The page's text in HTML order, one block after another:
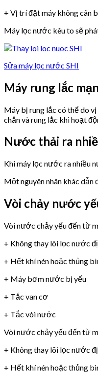
+ Vị trí đặt máy không cân
Máy lọc nước kêu to sẽ
Sửa máy lọc nước SHI
Máy rung lắc
Máy bị rung lắc có thể do
chắn và rung lắc khi hoạt
Nước thải ra
Khi máy lọc nước ra nhiều
Một nguyên nhân khác
Vòi chảy nước
Vòi nước chảy yếu đến từ
+ Không thay lõi lọc nước
+ Hết khí nén hoặc thủng
+ Máy bơm nước bị yếu
+ Tắc van cơ
+ Tắc vòi nước
Vòi nước chảy yếu đến từ
+ Không thay lõi lọc nước
+ Hết khí nén hoặc thủng